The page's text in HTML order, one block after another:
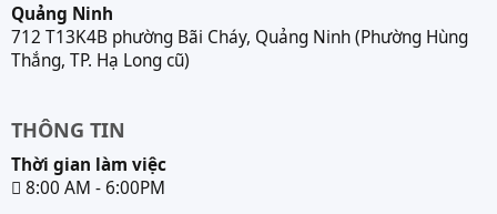
Quảng Ninh
712 T13K4B phường Bãi Cháy, Quảng Ninh (Phường Hùng
Thắng, TP. Hạ Long cũ)
THÔNG TIN
Thời gian làm việc
8:00 AM - 6:00PM